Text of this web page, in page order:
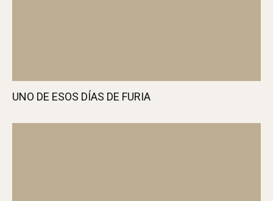
UNO DE ESOS DÍAS DE FURIA